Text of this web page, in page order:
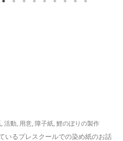
活動 用意 障子紙 鯉のぼりの製作
いるプレスクールでの染め紙のお話